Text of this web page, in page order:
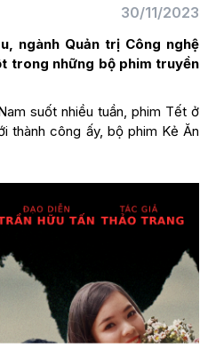
30/11/2023
ngành Quản trị Công nghệ
trong những bộ phim truyền
suốt nhiều tuần, phim Tết ở
thành công ấy, bộ phim Kẻ Ăn